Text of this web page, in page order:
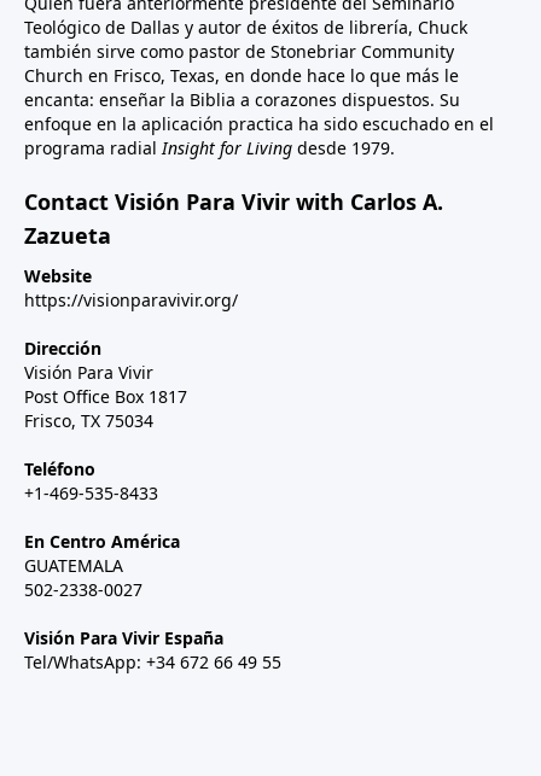
Teológico de Dallas y autor de éxitos de librería, Chuck
también sirve como pastor de Stonebriar Community
Church en Frisco, Texas, en donde hace lo que más le
encanta: enseñar la Biblia a corazones dispuestos. Su
enfoque en la aplicación practica ha sido escuchado en el
programa radialInsight for Living desde 1979.
Contact Visión Para Vivir with Carlos A.
Zazueta
Website
https://visionparavivir.org/
Dirección
Visión Para Vivir
Post Office Box 1817
Frisco, TX 75034
Teléfono
+1-469-535-8433
En Centro América
GUATEMALA
502-2338-0027
Visión Para Vivir España
Tel/WhatsApp: +34 672 66 49 55